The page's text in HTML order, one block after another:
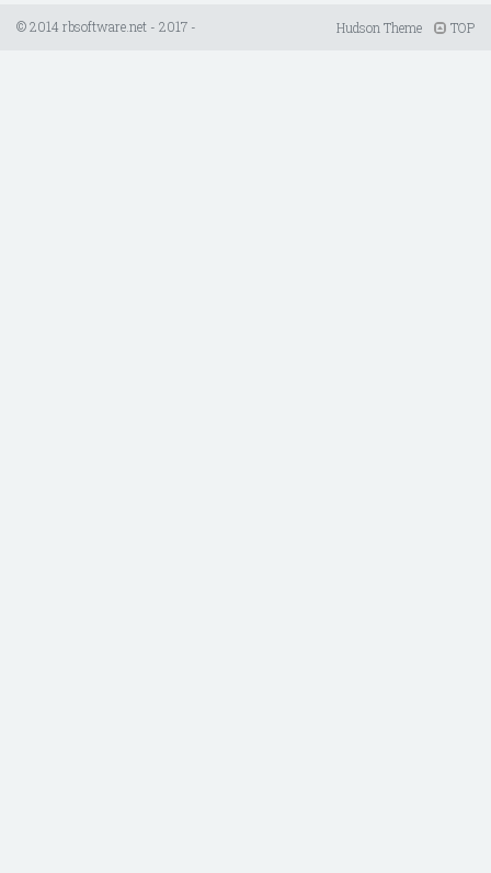
© 2014 rbsoftware.net - 2017 - Hudson Theme TOP